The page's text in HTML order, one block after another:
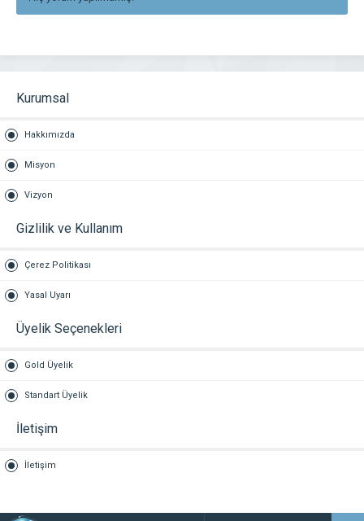
Kurumsal
Hakkımızda
Misyon
Vizyon
Gizlilik ve Kullanım
Çerez Politikası
Yasal Uyarı
Üyelik Seçenekleri
Gold Üyelik
Standart Üyelik
İletişim
İletişim